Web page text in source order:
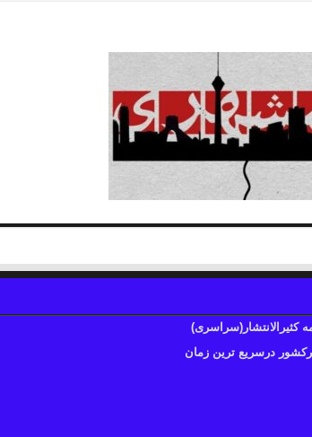
کثیرالانتشار(سراسری)
درسریع ترین زمان